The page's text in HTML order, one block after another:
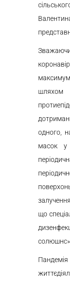
максимум
одного,
масок у
що
солюшнс».
Пандемія